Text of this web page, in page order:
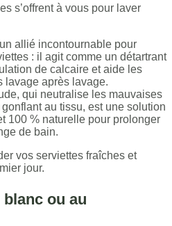
s’offrent à vous pour laver
allié incontournable pour
: il agit comme un détartrant
de calcaire et aide les
lavage après lavage.
qui neutralise les mauvaises
au tissu, est une solution
100 % naturelle pour prolonger
de bain.
vos serviettes fraîches et
jour.
ou au